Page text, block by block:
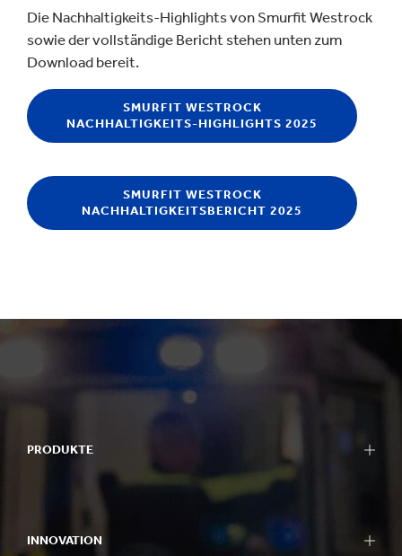
Die Nachhaltigkeits-Highlights von Smurfit Westrock
sowie der vollständige Bericht stehen unten zum
Download bereit.
SMURFIT WESTROCK
NACHHALTIGKEITS-HIGHLIGHTS 2025
SMURFIT WESTROCK
NACHHALTIGKEITSBERICHT 2025
PRODUKTE
INNOVATION